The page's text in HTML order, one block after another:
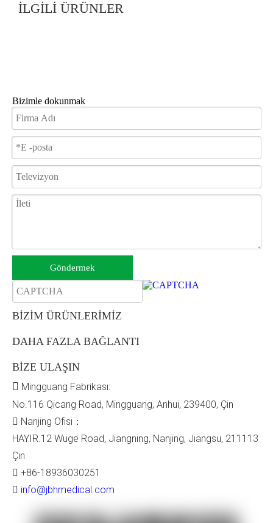
Neden Bizi Seçmelisiniz?
1. Bağımsız tasarımcıya ve fabrikaya sahip olun. JBH
Medical, tekerlekli sandalyenin profesyonel bir tedarikçisidir ve
kendi fabrikamız ve tasarımcımız vardır.
ve farklı ülkelerin gereksinimlerini karşılayabilir.
3. Özelleştirme hizmeti. Varsayılan renkler dışında, ürünlerimiz
gereksinimlerinize göre diğer renklere göre özelleştirilebilir.
4. Mükemmel satış sonrası hizmet. Farklı ülkelerde
temsilcilerimiz var ve teknoloji desteği sağlıyoruz.
İLGİLİ ÜRÜNLER
Bizimle dokunmak
Göndermek
BİZİM ÜRÜNLERİMİZ
DAHA FAZLA BAĞLANTI
BİZE ULAŞIN
 Mingguang Fabrikası:
No.116 Qicang Road, Mingguang, Anhui, 239400, Çin
 Nanjing Ofisi：
HAYIR.12 Wuge Road, Jiangning, Nanjing, Jiangsu, 211113
Çin
 +86-18936030251
 info@jbhmedical.com